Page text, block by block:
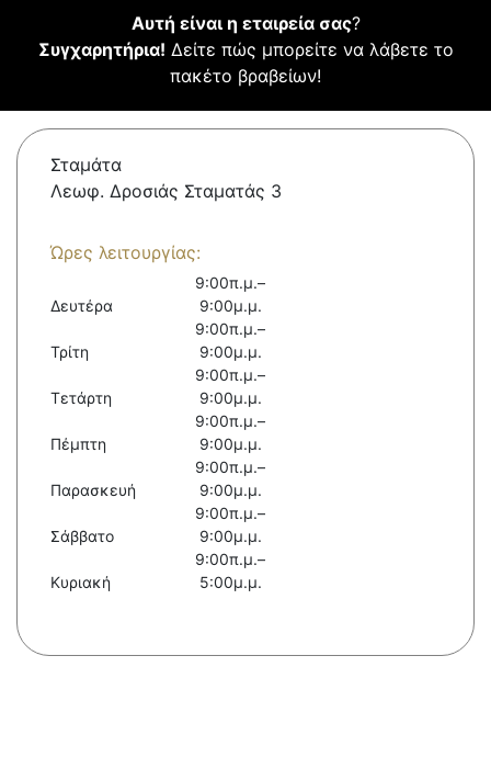
Αυτή είναι η εταιρεία σας?
Συγχαρητήρια! Δείτε πώς μπορείτε να λάβετε το
πακέτο βραβείων!
Σταμάτα
Λεωφ. Δροσιάς Σταματάς 3
Ώρες λειτουργίας:
Δευτέρα
9:00π.μ.–
9:00μ.μ.
Τρίτη
9:00π.μ.–
9:00μ.μ.
Τετάρτη
9:00π.μ.–
9:00μ.μ.
Πέμπτη
9:00π.μ.–
9:00μ.μ.
Παρασκευή
9:00π.μ.–
9:00μ.μ.
Σάββατο
9:00π.μ.–
9:00μ.μ.
Κυριακή
9:00π.μ.–
5:00μ.μ.